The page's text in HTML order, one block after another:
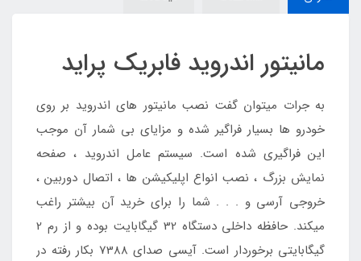
مانیتور اندروید فابریک پراید
به جرات میتوان گفت نصب مانیتور های اندروید بر روی
خودرو ها بسیار فراگیر شده و مزایای بی شمار آن موجب
این فراگیری شده است. سیستم عامل اندروید ، صفحه
نمایش بزرگ ، نصب انواع اپلیکیشن ها ، اتصال دوربین ،
خروجی آرسی و . . . شما را برای خرید آن بیشتر راغب
میکند. حافظه داخلی دستگاه 32 گیگابایت بوده و از رم 2
گیگابایتی برخوردار است. آیسی صدای 7388 بکار رفته در